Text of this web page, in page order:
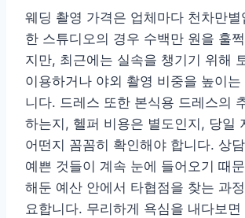
웨딩 촬영 가격은 업체마다 천차만별
한 스튜디오의 경우 수백만 원을 훌
지만, 최근에는 실속을 챙기기 위해
이용하거나 야외 촬영 비중을 높이는
니다. 드레스 또한 본식용 드레스의
하는지, 헬퍼 비용은 별도인지, 당일
어떤지 꼼꼼히 확인해야 합니다. 상
예쁜 것들이 계속 눈에 들어오기 때
해둔 예산 안에서 타협점을 찾는 과
요합니다. 무리하게 욕심을 내다보면